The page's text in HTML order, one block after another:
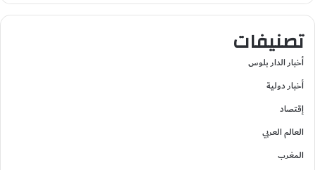
تصنيفات
أخبار الدار بلوس
أخبار دولية
إقتصاد
العالم العربي
المغرب